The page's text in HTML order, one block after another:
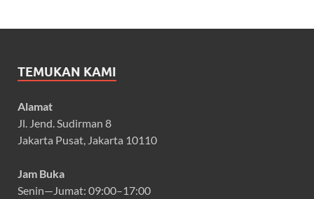
TEMUKAN KAMI
Alamat
Jl. Jend. Sudirman 8
Jakarta Pusat, Jakarta 10110
Jam Buka
Senin—Jumat: 09:00–17:00